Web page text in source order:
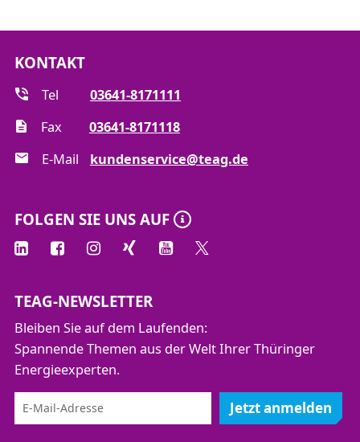
KONTAKT
Tel
03641-8171111
Fax
03641-8171118
E-Mail
kundenservice@teag.de
FOLGEN SIE UNS AUF
TEAG-NEWSLETTER
Bleiben Sie auf dem Laufenden:
Spannende Themen aus der Welt Ihrer Thüringer
Energieexperten.
Jetzt anmelden